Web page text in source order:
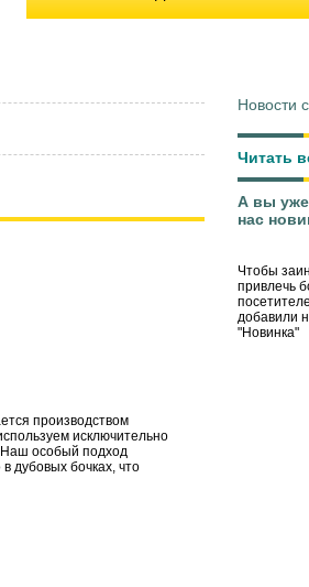
производством
исключительно
особый подход
дубовых бочках, что
Новости
Читать
А вы
нас
Чтобы
привлечь
добавили
"Новинка"